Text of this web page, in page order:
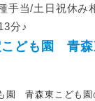
手当/土日祝休み
分♪
こども園 青森
園 青森東こども園